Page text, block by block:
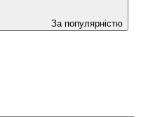
За популярністю